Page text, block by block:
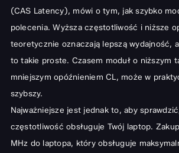
(CAS Latency), mówi o tym, jak szybko
polecenia. Wyższa częstotliwość i niższe
teoretycznie oznaczają lepszą wydajność,
to takie proste. Czasem moduł o niższym
mniejszym opóźnieniem CL, może w
szybszy.
Najważniejsze jest jednak to, aby
częstotliwość obsługuje Twój laptop.
MHz do laptopa, który obsługuje